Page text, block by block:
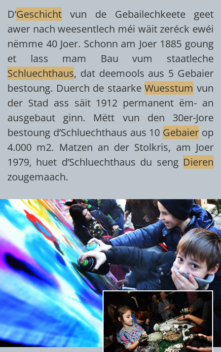
D’Geschicht vun de Gebailechkeete geet
awer nach weesentlech méi wäit zeréck ewéi
nëmme 40 Joer. Schonn am Joer 1885 goung
et lass mam Bau vum staatleche
Schluechthaus, dat deemools aus 5 Gebaier
bestoung. Duerch de staarkeWuesstum vun
der Stad ass säit 1912 permanent ëm- an
ausgebaut ginn. Mëtt vun den 30er-Jore
bestoung d’Schluechthaus aus 10 Gebaier op
4.000 m2. Matzen an der Stolkris, am Joer
1979, huet d’Schluechthaus du seng Dieren
zougemaach.